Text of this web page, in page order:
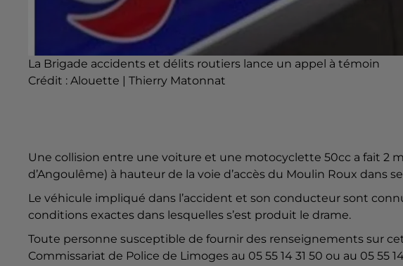
La Brigade accidents et délits routiers lance un appel à témoin
Crédit : Alouette | Thierry Matonnat
Une collision entre une voiture et une motocyclette 50cc a fait 2
d’Angoulême) à hauteur de la voie d’accès du Moulin Roux dans
Le véhicule impliqué dans l’accident et son conducteur sont
conditions exactes dans lesquelles s’est produit le drame.
Toute personne susceptible de fournir des renseignements sur
Commissariat de Police de Limoges au 05 55 14 31 50 ou au 05 55 14